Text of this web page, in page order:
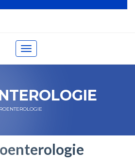
Toggle navigation